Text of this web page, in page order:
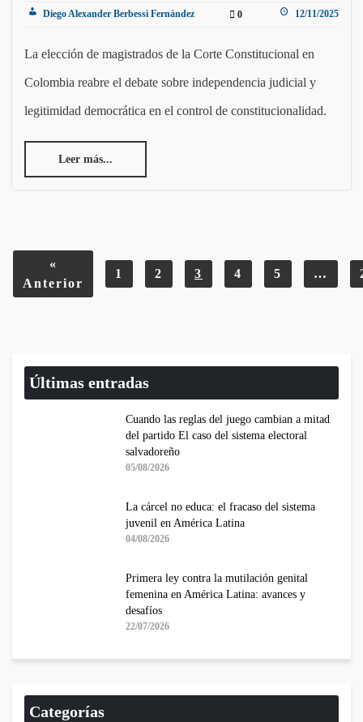
Diego Alexander Berbessi Fernández 0 12/11/2025
La elección de magistrados de la Corte Constitucional en
Colombia reabre el debate sobre independencia judicial y
legitimidad democrática en el control de constitucionalidad.
Leer más...
«
Anterior
1 2 3 4 5 …
Últimas entradas
Cuando las reglas del juego cambian a mitad
del partido El caso del sistema electoral
salvadoreño
05/08/2026
La cárcel no educa: el fracaso del sistema
juvenil en América Latina
04/08/2026
Primera ley contra la mutilación genital
femenina en América Latina: avances y
desafíos
22/07/2026
Categorías